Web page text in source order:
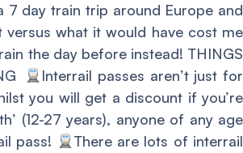
7 day train trip around Europe and
versus what it would have cost me
the day before instead! THINGS
Interrail passes aren’t just for
you will get a discount if you’re
(12-27 years), anyone of any age
pass!
There are lots of interrail